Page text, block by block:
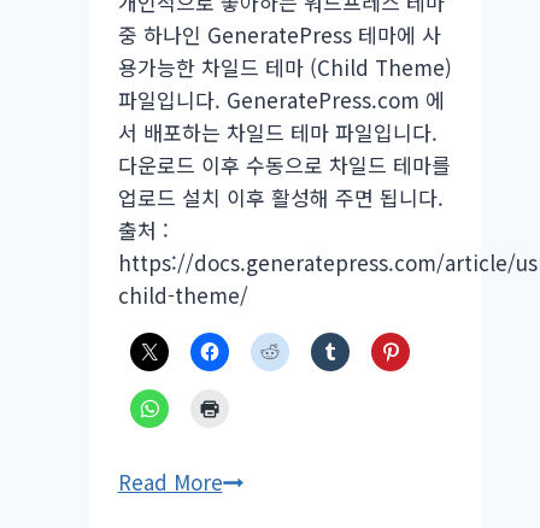
중 하나인 GeneratePress 테마에 사
용가능한 차일드 테마 (Child Theme)
파일입니다. GeneratePress.com 에
서 배포하는 차일드 테마 파일입니다.
다운로드 이후 수동으로 차일드 테마를
업로드 설치 이후 활성해 주면 됩니다.
출처 :
https://docs.generatepress.com/article/
child-theme/
Read MoreGeneratePress